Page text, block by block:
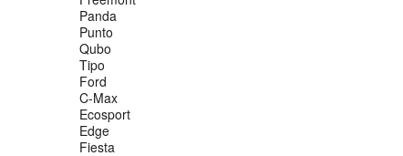
Panda
Punto
Qubo
Tipo
Ford
C-Max
Ecosport
Edge
Fiesta